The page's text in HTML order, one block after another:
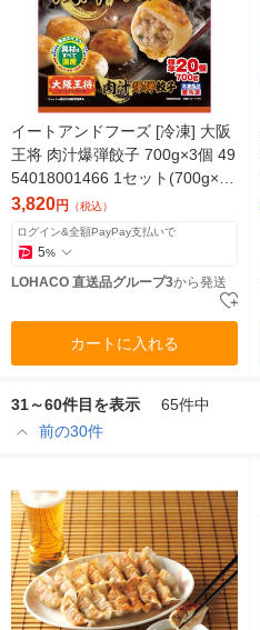
イートアンドフーズ [冷凍] 大阪
王将 肉汁爆弾餃子 700g×3個 49
54018001466 1セット(700g×3
個)（直送品）
3,820円 （税込）
ログイン&全額PayPay支払いで
5%
LOHACO 直送品グループ3から発送
カートに入れる
31～60件目を表示
65件中
前の30件